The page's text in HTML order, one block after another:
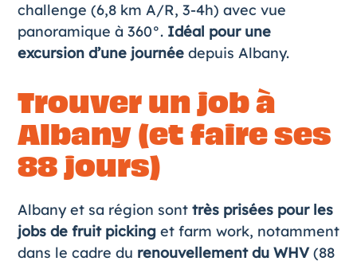
challenge (6,8 km A/R, 3-4h) avec vue
panoramique à 360°. Idéal pour une
excursion d’une journéedepuis Albany.
Trouver un job à
Albany (et faire ses
88 jours)
Albany et sa région sont très prisées pour les
jobs de fruit pickinget farm work, notamment
dans le cadre du renouvellement du WHV(88